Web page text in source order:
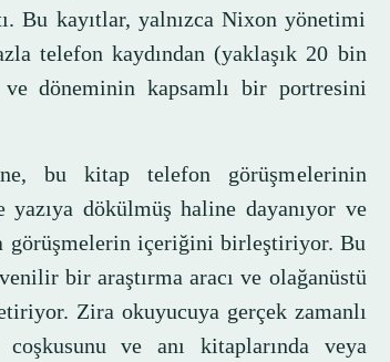
Bu kayıtlar, yalnızca Nixon yönetimi
telefon kaydından (yaklaşık 20 bin
döneminin kapsamlı bir portresini
bu kitap telefon görüşmelerinin
dökülmüş haline dayanıyor ve
görüşmelerin içeriğini birleştiriyor. Bu
bir araştırma aracı ve olağanüstü
Zira okuyucuya gerçek zamanlı
ve anı kitaplarında veya